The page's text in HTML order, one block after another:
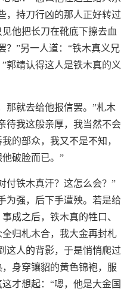
，持刀行凶的那人正好转过
他把长刀在靴底下擦去血
？”另一人道：“铁木真义兄
郭靖认得这人是铁木真的义
那就去给他报信罢。”札木
待我这般亲厚，我当然不会
的部众，我又不是不知，
破脸而已。”
付铁木真汗？这怎么会？”
为强，后下手遭殃。若是给
成之后，铁木真的牲口、
归札木合，我大金再封札
这人的背影，于是悄悄爬过
身穿镶貂的黄色锦袍，服
才想起：“嗯，他是大金国